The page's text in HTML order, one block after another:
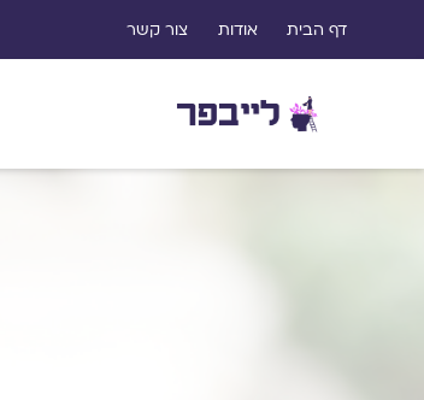
דף הבית אודות צור קשר